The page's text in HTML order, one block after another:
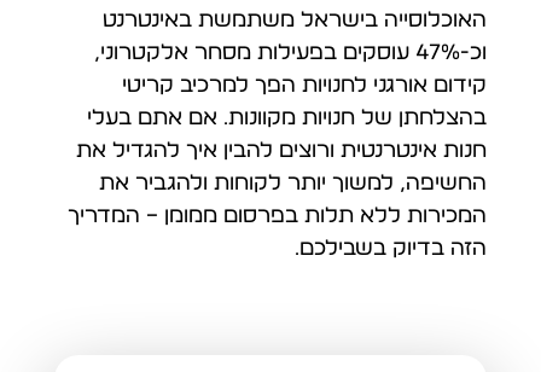
האוכלוסייה בישראל משתמשת באינטרנט
וכ-47% עוסקים בפעילות מסחר אלקטרוני,
קידום אורגני לחנויות הפך למרכיב קריטי
בהצלחתן של חנויות מקוונות. אם אתם בעלי
חנות אינטרנטית ורוצים להבין איך להגדיל את
החשיפה, למשוך יותר לקוחות ולהגביר את
המכירות ללא תלות בפרסום ממומן – המדריך
הזה בדיוק בשבילכם.